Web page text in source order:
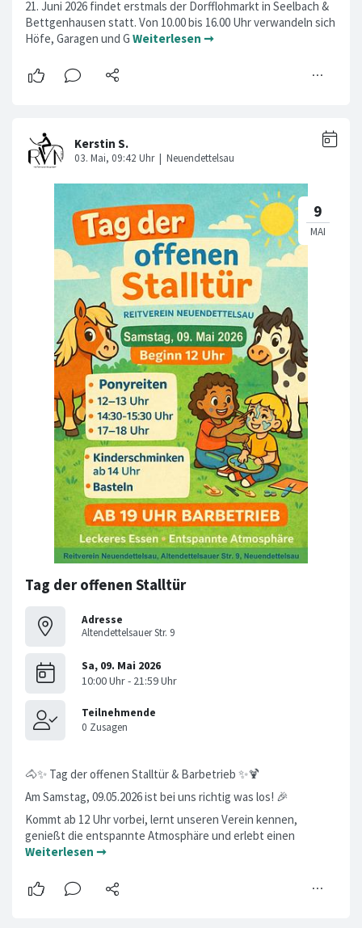
21. Juni 2026 findet erstmals der Dorfflohmarkt in Seelbach &
Bettgenhausen statt. Von 10.00 bis 16.00 Uhr verwandeln sich
Höfe, Garagen und G Weiterlesen ➞
Tag der offenen Stalltür
Adresse
Altendettelsauer Str. 9
🐴✨ Tag der offenen Stalltür & Barbetrieb ✨🍹
Am Samstag, 09.05.2026 ist bei uns richtig was los! 🎉
Kommt ab 12 Uhr vorbei, lernt unseren Verein kennen,
genießt die entspannte Atmosphäre und erlebt einen
Weiterlesen ➞